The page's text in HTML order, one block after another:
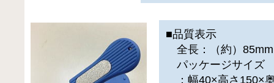
■品質表示
全長：（約）85mm
パッケージサイズ
：幅40×高さ150×